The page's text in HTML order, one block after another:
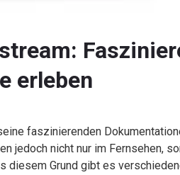
erleben
faszinierenden
jedoch nicht nur im Fernsehen,
diesem Grund gibt es